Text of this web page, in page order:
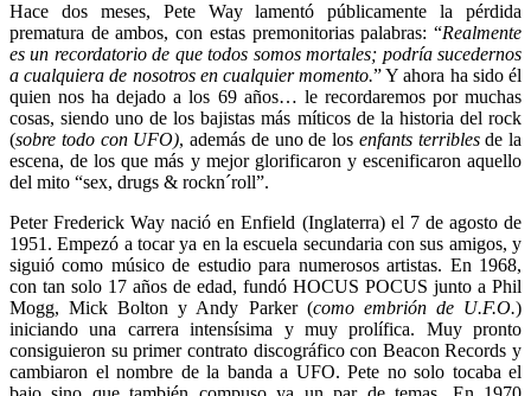
Hace dos meses, Pete Way lamentó públicamente la pérdida
prematura de ambos, con estas premonitorias palabras: “Realmente
es un recordatorio de que todos somos mortales; podría sucedernos
a cualquiera de nosotros en cualquier momento.” Y ahora ha sido él
quien nos ha dejado a los 69 años… le recordaremos por muchas
cosas, siendo uno de los bajistas más míticos de la historia del rock
(sobre todo con UFO), además de uno de los enfants terriblesde la
escena, de los que más y mejor glorificaron y escenificaron aquello
del mito “sex, drugs & rockn´roll”.
Peter Frederick Way nació en Enfield (Inglaterra) el 7 de agosto de
1951. Empezó a tocar ya en la escuela secundaria con sus amigos, y
siguió como músico de estudio para numerosos artistas. En 1968,
con tan solo 17 años de edad, fundó HOCUS POCUS junto a Phil
Mogg, Mick Bolton y Andy Parker (como embrión de U.F.O.)
iniciando una carrera intensísima y muy prolífica. Muy pronto
consiguieron su primer contrato discográfico con Beacon Records y
cambiaron el nombre de la banda a UFO. Pete no solo tocaba el